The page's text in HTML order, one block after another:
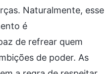
Naturalmente, esse
é
de refrear quem
de poder. As